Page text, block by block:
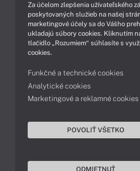
Technológie
Obsah
Ako nakupovať
Možnosti
Podpora a servis
Servisné služby
Kontakty
043 4224 771
Obchodné
Za účelom zlepšenia užívateľského
poskytovaných služieb na našej
marketingové účely sa do Vášho
ukladajú súbory cookies. Kliknutím
tlačidlo „Rozumiem“ súhlasíte s
cookies.
Funkčné a technické cookies
Analytické cookies
Marketingové a reklamné cookies
POVOLIŤ VŠETKO
ODMIETNUŤ